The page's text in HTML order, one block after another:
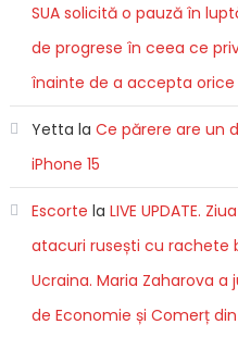
SUA solicită o pauză în
de progrese în ceea ce
înainte de a accepta orice
Yetta la Ce părere are un
iPhone 15
Escorte la LIVE UPDATE.
atacuri rusești cu rachete
Ucraina. Maria Zaharova
de Economie și Comerț